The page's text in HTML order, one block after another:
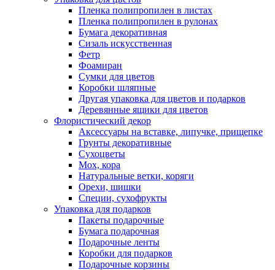
Пленка полипропилен в листах
Пленка полипропилен в рулонах
Бумага декоративная
Сизаль искусственная
Фетр
Фоамиран
Сумки для цветов
Коробки шляпные
Другая упаковка для цветов и подарков
Деревянные ящики для цветов
Флористический декор
Аксессуары на вставке, липучке, прищепке
Грунты декоративные
Сухоцветы
Мох, кора
Натуральные ветки, коряги
Орехи, шишки
Специи, сухофрукты
Упаковка для подарков
Пакеты подарочные
Бумага подарочная
Подарочные ленты
Коробки для подарков
Подарочные корзины